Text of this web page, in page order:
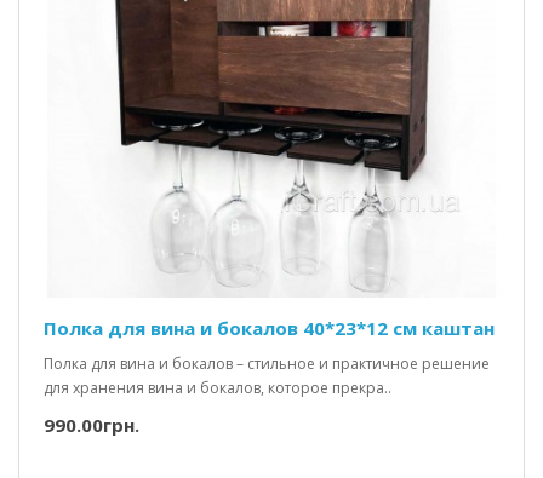
Полка для вина и бокалов 40*23*12 см каштан
Полка для вина и бокалов – стильное и практичное решение
для хранения вина и бокалов, которое прекра..
990.00грн.